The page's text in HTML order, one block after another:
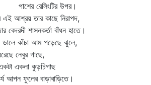
উপর।
কাছে নিরাপদ,
শাসনকর্তা বাঁধন হাতে।
কাঁচা আম পড়েছে ঝুলে,
গাছে,
কুড়চিগাছ
বাড়াবাড়িতে।